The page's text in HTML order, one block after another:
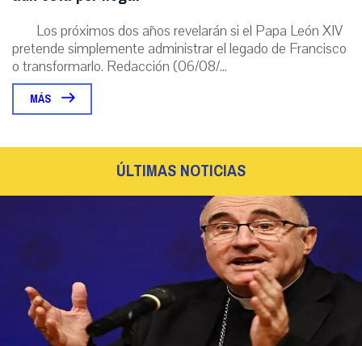
Los próximos dos años revelarán si el Papa León XIV
pretende simplemente administrar el legado de Francisco
o transformarlo. Redacción (06/08/...
MÁS
ÚLTIMAS NOTICIAS